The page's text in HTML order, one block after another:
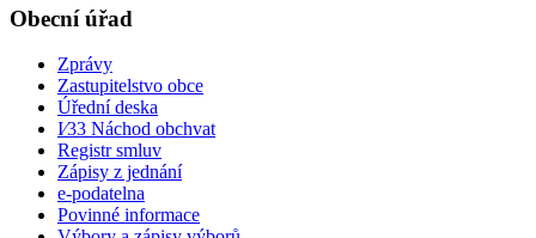
Obecní úřad
Zprávy
Zastupitelstvo obce
Úřední deska
I⁄33 Náchod obchvat
Registr smluv
Zápisy z jednání
e-podatelna
Povinné informace